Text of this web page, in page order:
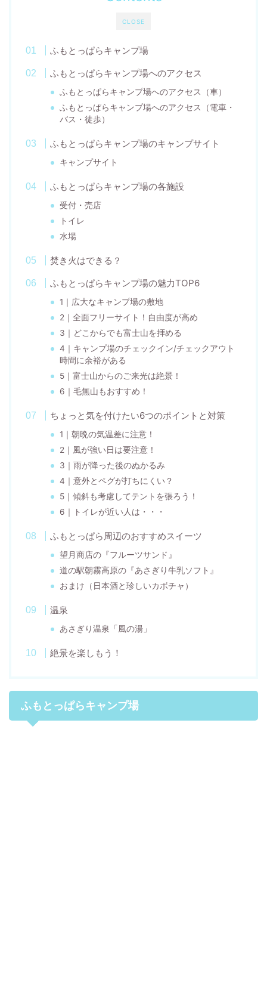
CLOSE
ふもとっぱらキャンプ場
ふもとっぱらキャンプ場へのアクセス
ふもとっぱらキャンプ場へのアクセス（車）
ふもとっぱらキャンプ場へのアクセス（電車・
バス・徒歩）
ふもとっぱらキャンプ場のキャンプサイト
キャンプサイト
ふもとっぱらキャンプ場の各施設
受付・売店
トイレ
水場
焚き火はできる？
ふもとっぱらキャンプ場の魅力TOP6
1｜広大なキャンプ場の敷地
2｜全面フリーサイト！自由度が高め
3｜どこからでも富士山を拝める
4｜キャンプ場のチェックイン/チェックアウト
時間に余裕がある
5｜富士山からのご来光は絶景！
6｜毛無山もおすすめ！
ちょっと気を付けたい6つのポイントと対策
1｜朝晩の気温差に注意！
2｜風が強い日は要注意！
3｜雨が降った後のぬかるみ
4｜意外とペグが打ちにくい？
5｜傾斜も考慮してテントを張ろう！
6｜トイレが近い人は・・・
ふもとっぱら周辺のおすすめスイーツ
望月商店の『フルーツサンド』
道の駅朝霧高原の『あさぎり牛乳ソフト』
おまけ（日本酒と珍しいカボチャ）
温泉
あさぎり温泉「風の湯」
絶景を楽しもう！
ふもとっぱらキャンプ場